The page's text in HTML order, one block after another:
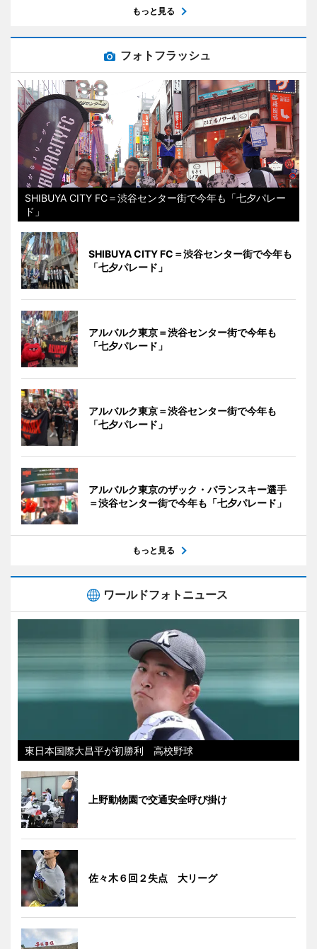
もっと見る
フォトフラッシュ
SHIBUYA CITY FC＝渋谷センター街で今年も「七夕パレー
ド」
SHIBUYA CITY FC＝渋谷センター街で今年も
「七夕パレード」
アルバルク東京＝渋谷センター街で今年も
「七夕パレード」
アルバルク東京＝渋谷センター街で今年も
「七夕パレード」
アルバルク東京のザック・バランスキー選手
＝渋谷センター街で今年も「七夕パレード」
もっと見る
ワールドフォトニュース
東日本国際大昌平が初勝利 高校野球
上野動物園で交通安全呼び掛け
佐々木６回２失点 大リーグ